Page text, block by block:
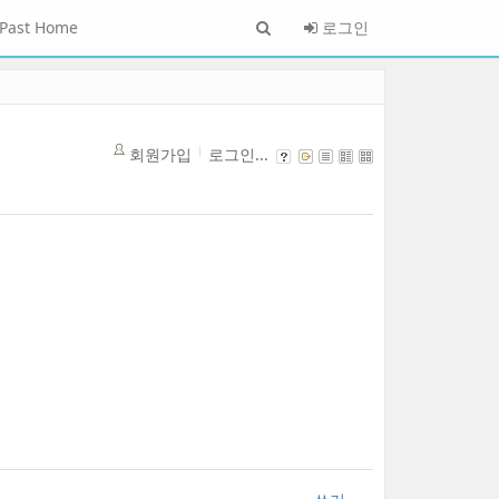
Past Home 로그인
회원가입 로그인...